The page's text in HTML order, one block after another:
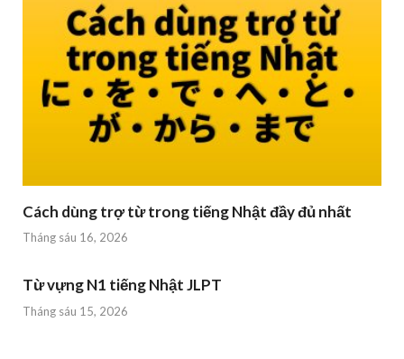
Cách dùng trợ từ trong tiếng Nhật đầy đủ nhất
Tháng sáu 16, 2026
Từ vựng N1 tiếng Nhật JLPT
Tháng sáu 15, 2026